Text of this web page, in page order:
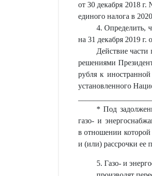
от 30 декабря 2018
единого налога в
4. Определить,
на 31 декабря 2019 г.
Действие части
решениями
рубля к
установленного
* Под
газо- и
в отношении которой
и (или) рассрочки ее
5. Газо- и